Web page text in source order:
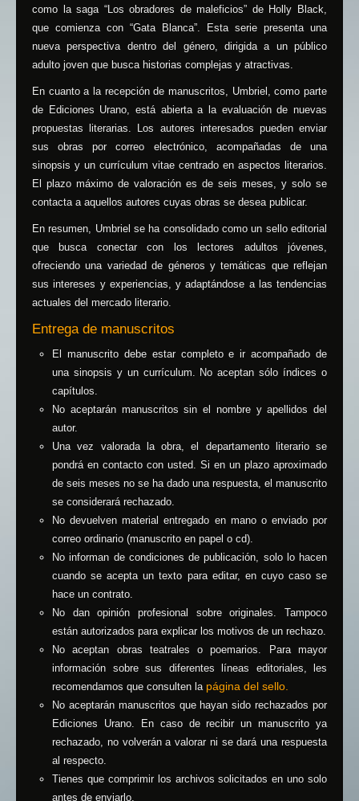
como la saga “Los obradores de maleficios” de Holly Black,
que comienza con “Gata Blanca”. Esta serie presenta una
nueva perspectiva dentro del género, dirigida a un público
adulto joven que busca historias complejas y atractivas.
En cuanto a la recepción de manuscritos, Umbriel, como parte
de Ediciones Urano, está abierta a la evaluación de nuevas
propuestas literarias. Los autores interesados pueden enviar
sus obras por correo electrónico, acompañadas de una
sinopsis y un currículum vitae centrado en aspectos literarios.
El plazo máximo de valoración es de seis meses, y solo se
contacta a aquellos autores cuyas obras se desea publicar.
En resumen, Umbriel se ha consolidado como un sello editorial
que busca conectar con los lectores adultos jóvenes,
ofreciendo una variedad de géneros y temáticas que reflejan
sus intereses y experiencias, y adaptándose a las tendencias
actuales del mercado literario.
Entrega de manuscritos
El manuscrito debe estar completo e ir acompañado de
una sinopsis y un currículum. No aceptan sólo índices o
capítulos.
No aceptarán manuscritos sin el nombre y apellidos del
autor.
Una vez valorada la obra, el departamento literario se
pondrá en contacto con usted. Si en un plazo aproximado
de seis meses no se ha dado una respuesta, el manuscrito
se considerará rechazado.
No devuelven material entregado en mano o enviado por
correo ordinario (manuscrito en papel o cd).
No informan de condiciones de publicación, solo lo hacen
cuando se acepta un texto para editar, en cuyo caso se
hace un contrato.
No dan opinión profesional sobre originales. Tampoco
están autorizados para explicar los motivos de un rechazo.
No aceptan obras teatrales o poemarios. Para mayor
información sobre sus diferentes líneas editoriales, les
recomendamos que consulten la página del sello.
No aceptarán manuscritos que hayan sido rechazados por
Ediciones Urano. En caso de recibir un manuscrito ya
rechazado, no volverán a valorar ni se dará una respuesta
al respecto.
Tienes que comprimir los archivos solicitados en uno solo
antes de enviarlo.